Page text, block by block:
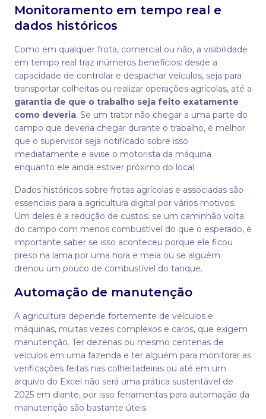
Monitoramento em tempo real e
dados históricos
Como em qualquer frota, comercial ou não, a visibilidade
em tempo real traz inúmeros benefícios: desde a
capacidade de controlar e despachar veículos, seja para
transportar colheitas ou realizar operações agrícolas, até a
garantia de que o trabalho seja feito exatamente
como deveria. Se um trator não chegar a uma parte do
campo que deveria chegar durante o trabalho, é melhor
que o supervisor seja notificado sobre isso
imediatamente e avise o motorista da máquina
enquanto ele ainda estiver próximo do local.
Dados históricos sobre frotas agrícolas e associadas são
essenciais para a agricultura digital por vários motivos.
Um deles é a redução de custos: se um caminhão volta
do campo com menos combustível do que o esperado, é
importante saber se isso aconteceu porque ele ficou
preso na lama por uma hora e meia ou se alguém
drenou um pouco de combustível do tanque.
Automação de manutenção
A agricultura depende fortemente de veículos e
máquinas, muitas vezes complexos e caros, que exigem
manutenção. Ter dezenas ou mesmo centenas de
veículos em uma fazenda e ter alguém para monitorar as
verificações feitas nas colheitadeiras ou até em um
arquivo do Excel não será uma prática sustentável de
2025 em diante, por isso ferramentas para automação da
manutenção são bastante úteis.